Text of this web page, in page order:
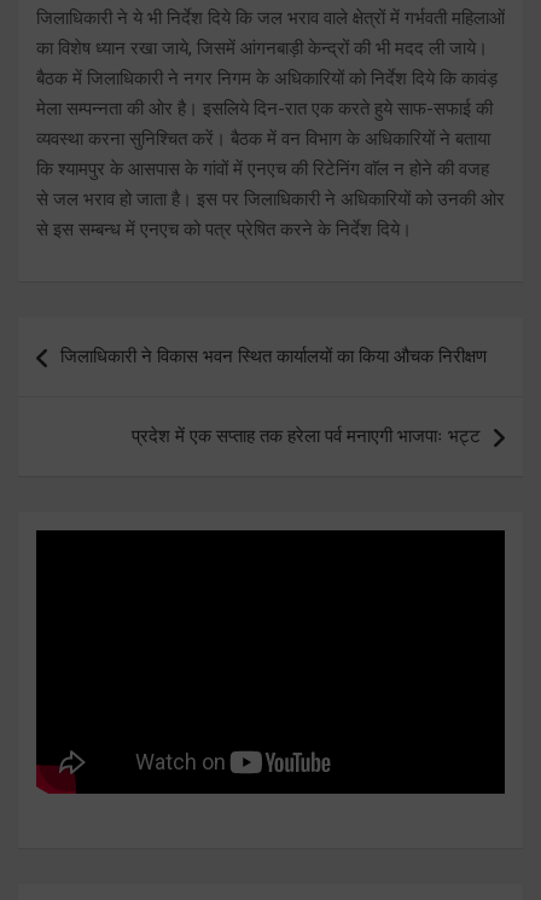
जिलाधिकारी ने ये भी निर्देश दिये कि जल भराव वाले क्षेत्रों में गर्भवती महिलाओं
का विशेष ध्यान रखा जाये, जिसमें आंगनबाड़ी केन्द्रों की भी मदद ली जाये।
बैठक में जिलाधिकारी ने नगर निगम के अधिकारियों को निर्देश दिये कि कावंड़
मेला सम्पन्नता की ओर है। इसलिये दिन-रात एक करते हुये साफ-सफाई की
व्यवस्था करना सुनिश्चित करें। बैठक में वन विभाग के अधिकारियों ने बताया
कि श्यामपुर के आसपास के गांवों में एनएच की रिटेनिंग वाॅल न होने की वजह
से जल भराव हो जाता है। इस पर जिलाधिकारी ने अधिकारियों को उनकी ओर
से इस सम्बन्ध में एनएच को पत्र प्रेषित करने के निर्देश दिये।
navigation
जिलाधिकारी ने विकास भवन स्थित कार्यालयों का किया औचक निरीक्षण
प्रदेश में एक सप्ताह तक हरेला पर्व मनाएगी भाजपाः भट्ट